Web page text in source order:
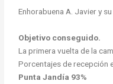
Enhorabuena A. Javier y
Objetivo conseguido.
La primera vuelta de la
Porcentajes de recepción
Punta Jandía 93%